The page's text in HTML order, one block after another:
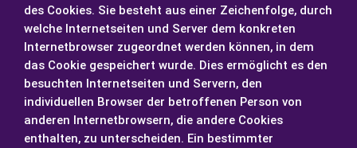
des Cookies. Sie besteht aus einer Zeichenfolge, durch
welche Internetseiten und Server dem konkreten
Internetbrowser zugeordnet werden können, in dem
das Cookie gespeichert wurde. Dies ermöglicht es den
besuchten Internetseiten und Servern, den
individuellen Browser der betroffenen Person von
anderen Internetbrowsern, die andere Cookies
enthalten, zu unterscheiden. Ein bestimmter